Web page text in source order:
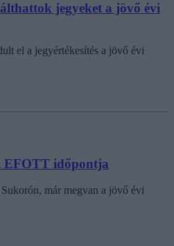
jegyeket a jövő évi
el a jegyértékesítés a jövő évi
EFOTT időpontja
már megvan a jövő évi